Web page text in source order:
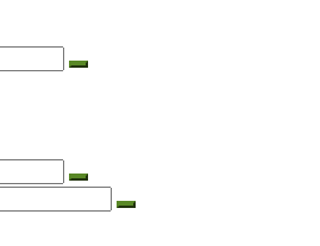
Suche
Suche
Suche